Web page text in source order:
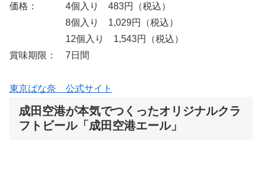
価格： 4個入り 483円（税込）
8個入り 1,029円（税込）
12個入り 1,543円（税込）
賞味期限： 7日間
東京ばな奈 公式サイト
成田空港が本気でつくったオリジナルクラ
フトビール「成田空港エール」